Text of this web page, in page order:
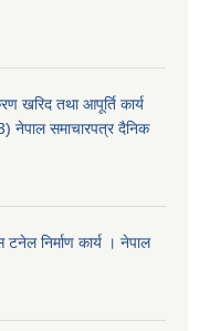
खरिद तथा आपूर्ति कार्य
समाचारपत्र दैनिक
निर्माण कार्य । नेपाल